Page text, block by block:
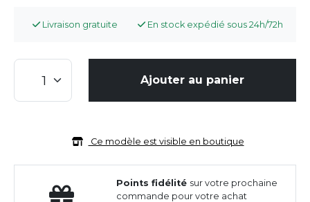
Livraison gratuite En stock expédié sous 24h/72h
Ajouter au panier
Ce modèle est visible en boutique
Points fidélité sur votre prochaine
commande pour votre achat